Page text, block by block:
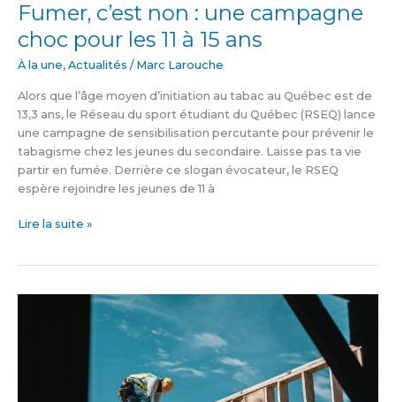
Fumer, c’est non : une campagne
choc pour les 11 à 15 ans
À la une, Actualités / Marc Larouche
Alors que l’âge moyen d’initiation au tabac au Québec est de
13,3 ans, le Réseau du sport étudiant du Québec (RSEQ) lance
une campagne de sensibilisation percutante pour prévenir le
tabagisme chez les jeunes du secondaire. Laisse pas ta vie
partir en fumée. Derrière ce slogan évocateur, le RSEQ
espère rejoindre les jeunes de 11 à
Lire la suite »